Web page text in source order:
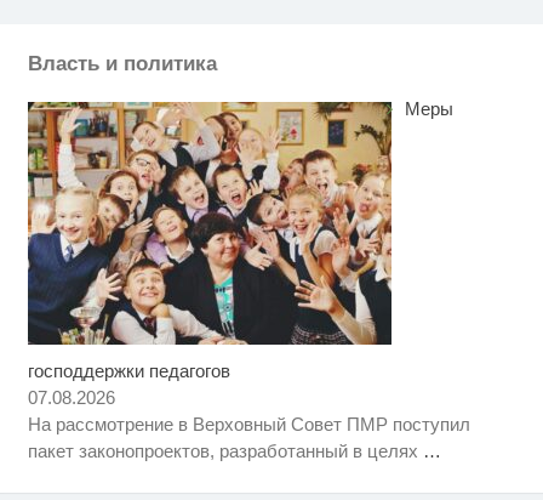
Власть и политика
Меры
господдержки педагогов
07.08.2026
На рассмотрение в Верховный Совет ПМР поступил
пакет законопроектов, разработанный в целях …
Скрытая камера на пляже
Что стало причиной громкого
взрыва в Москве 7 августа